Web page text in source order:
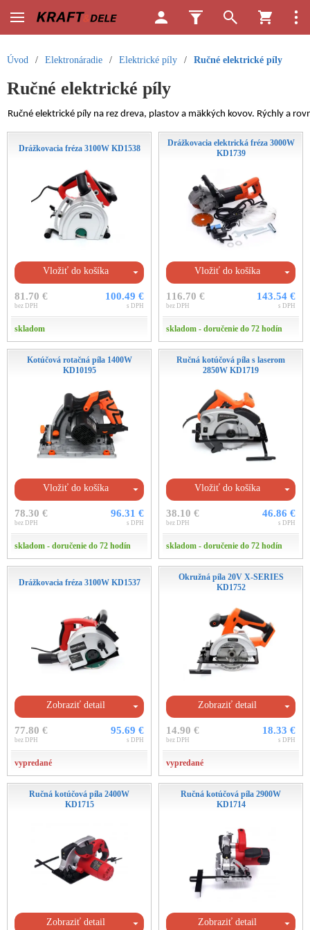
Úvod / Elektronáradie / Elektrické píly / Ručné elektrické píly
Ručné elektrické píly
Ručné elektrické píly na rez dreva, plastov a mäkkých kovov. Rýchly a
Drážkovacia fréza 3100W KD1538
Vložiť do košíka
81.70 €
bez DPH
100.49 €
s DPH
skladom
Drážkovacia elektrická fréza 3000W
KD1739
Vložiť do košíka
116.70 €
bez DPH
143.54 €
s DPH
skladom - doručenie do 72 hodín
Kotúčová rotačná píla 1400W
KD10195
Vložiť do košíka
78.30 €
bez DPH
96.31 €
s DPH
skladom - doručenie do 72 hodín
Ručná kotúčová píla s laserom
2850W KD1719
Vložiť do košíka
38.10 €
bez DPH
46.86 €
s DPH
skladom - doručenie do 72 hodín
Drážkovacia fréza 3100W KD1537
Zobraziť detail
77.80 €
bez DPH
95.69 €
s DPH
vypredané
Okružná píla 20V X-SERIES
KD1752
Zobraziť detail
14.90 €
bez DPH
18.33 €
s DPH
vypredané
Ručná kotúčová píla 2400W
KD1715
Zobraziť detail
Ručná kotúčová píla 2900W
KD1714
Zobraziť detail